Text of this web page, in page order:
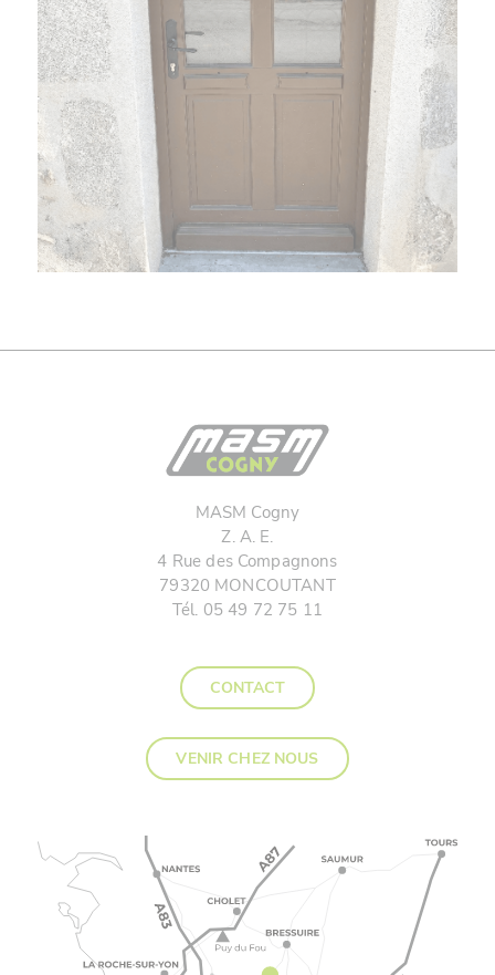
MASM Cogny
Z. A. E.
4 Rue des Compagnons
79320 MONCOUTANT
Tél. 05 49 72 75 11
CONTACT
VENIR CHEZ NOUS